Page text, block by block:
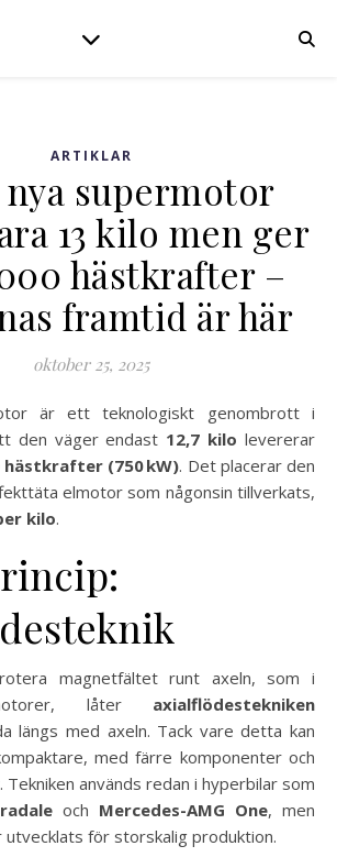
ARTIKLAR
nya supermotor
13 kilo men ger
hästkrafter –
framtid är här
oktober 25, 2025
är ett teknologiskt genombrott i
den väger endast 12,7 kilo levererar
hästkrafter (750 kW). Det placerar den
elmotor som någonsin tillverkats,
kilo.
magnetfältet runt axeln, som i
låter axialflödestekniken
längs med axeln. Tack vare detta kan
med färre komponenter och
används redan i hyperbilar som
och Mercedes-AMG One, men
utvecklats för storskalig produktion.